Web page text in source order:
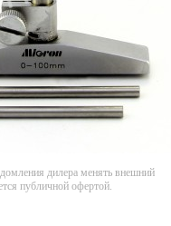
дилера менять внешний
публичной офертой.